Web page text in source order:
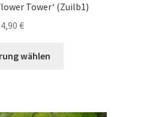
Tower‘ (Zuilb1)
€
wählen